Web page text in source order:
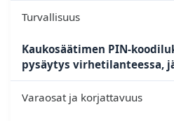
Turvallisuus
Kaukosäätimen PIN-
pysäytys virhetilanteessa,
Varaosat ja korjattavuus